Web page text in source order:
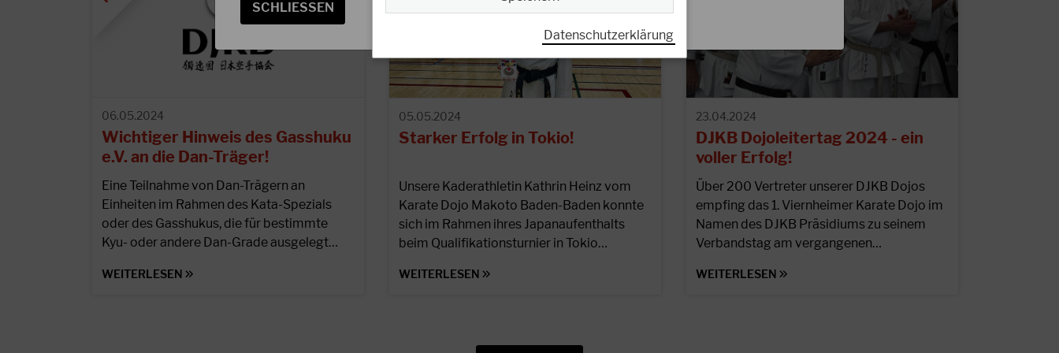
Datenschutzerklärung
06.05.2024
Wichtiger Hinweis des Gasshuku
e.V. an die Dan-Träger!
Eine Teilnahme von Dan-Trägern an
Einheiten im Rahmen des Kata-Spezials
oder des Gasshukus, die für bestimmte
Kyu- oder andere Dan-Grade ausgelegt…
WEITERLESEN
05.05.2024
Starker Erfolg in Tokio!
Unsere Kaderathletin Kathrin Heinz vom
Karate Dojo Makoto Baden-Baden konnte
sich im Rahmen ihres Japanaufenthalts
beim Qualifikationsturnier in Tokio…
WEITERLESEN
23.04.2024
DJKB Dojoleitertag 2024 - ein
voller Erfolg!
Über 200 Vertreter unserer DJKB Dojos
empfing das 1. Viernheimer Karate Dojo im
Namen des DJKB Präsidiums zu seinem
Verbandstag am vergangenen…
WEITERLESEN
SCHLIESSEN